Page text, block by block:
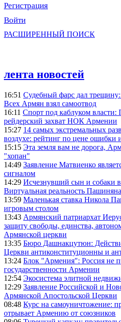
Регистрация
Войти
РАСШИРЕННЫЙ ПОИСК
лента новостей
16:51 Судебный фарс дал
Всех Армян взял самоотвод
16:11 Спорт под каблуком
рейдерский захват НОК Армении
15:27 14 самых экстремальных
воздухе: рейтинг по цене ошибки
15:15 Эта земля вам не дорога,
"хопан"
14:49 Заявление Матвиенко
сигналом
14:29 Исчезнувший сын и собаки
Виртуальная реальность Пашиняна
13:59 Маленькая ставка Никола
игровым столом
13:43 Армянский патриархат
защиту свободы, единства,
Армянской церкви
13:35 Бюро Дашнакцутюн:
Церкви антиконституционны и
13:24 Блок "Армения": Россия не
государственности Армении
12:54 Экосистема элитной
12:29 Заявление Российской и
Армянской Апостольской Церкви
08:48 Курс на самоуничтожение:
отрывает Армению от союзников